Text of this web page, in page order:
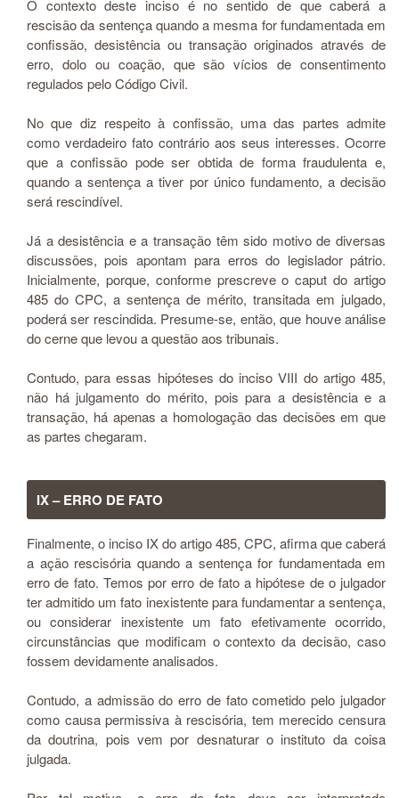
O contexto deste inciso é no sentido de que caberá a
rescisão da sentença quando a mesma for fundamentada em
confissão, desistência ou transação originados através de
erro, dolo ou coação, que são vícios de consentimento
regulados pelo Código Civil.
No que diz respeito à confissão, uma das partes admite
como verdadeiro fato contrário aos seus interesses. Ocorre
que a confissão pode ser obtida de forma fraudulenta e,
quando a sentença a tiver por único fundamento, a decisão
será rescindível.
Já a desistência e a transação têm sido motivo de diversas
discussões, pois apontam para erros do legislador pátrio.
Inicialmente, porque, conforme prescreve o caput do artigo
485 do CPC, a sentença de mérito, transitada em julgado,
poderá ser rescindida. Presume-se, então, que houve análise
do cerne que levou a questão aos tribunais.
Contudo, para essas hipóteses do inciso VIII do artigo 485,
não há julgamento do mérito, pois para a desistência e a
transação, há apenas a homologação das decisões em que
as partes chegaram.
IX – ERRO DE FATO
Finalmente, o inciso IX do artigo 485, CPC, afirma que caberá
a ação rescisória quando a sentença for fundamentada em
erro de fato. Temos por erro de fato a hipótese de o julgador
ter admitido um fato inexistente para fundamentar a sentença,
ou considerar inexistente um fato efetivamente ocorrido,
circunstâncias que modificam o contexto da decisão, caso
fossem devidamente analisados.
Contudo, a admissão do erro de fato cometido pelo julgador
como causa permissiva à rescisória, tem merecido censura
da doutrina, pois vem por desnaturar o instituto da coisa
julgada.